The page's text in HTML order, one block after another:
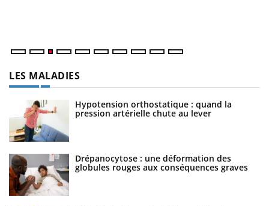
LES MALADIES
Hypotension orthostatique : quand la
pression artérielle chute au lever
Drépanocytose : une déformation des
globules rouges aux conséquences graves